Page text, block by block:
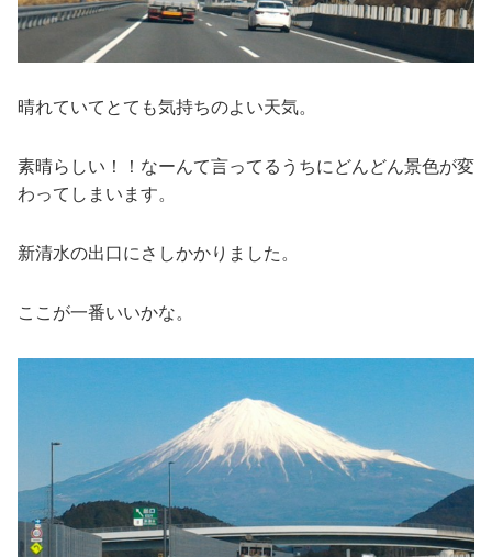
晴れていてとても気持ちのよい天気。
素晴らしい！！なーんて言ってるうちにどんどん景色が変
わってしまいます。
新清水の出口にさしかかりました。
ここが一番いいかな。